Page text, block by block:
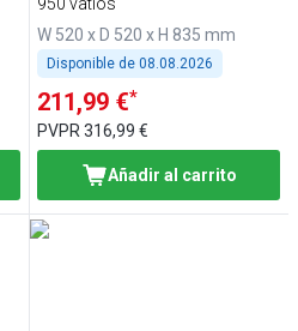
W 520 x D 520 x H 835 mm
Disponible de08.08.2026
211,99 €*
PVPR316,99 €
Añadir al carrito